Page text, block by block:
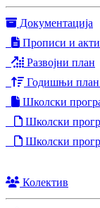
Документација
Прописи и акти
Развојни план
Годишњи план
Школски
Школски
Школски
Колектив